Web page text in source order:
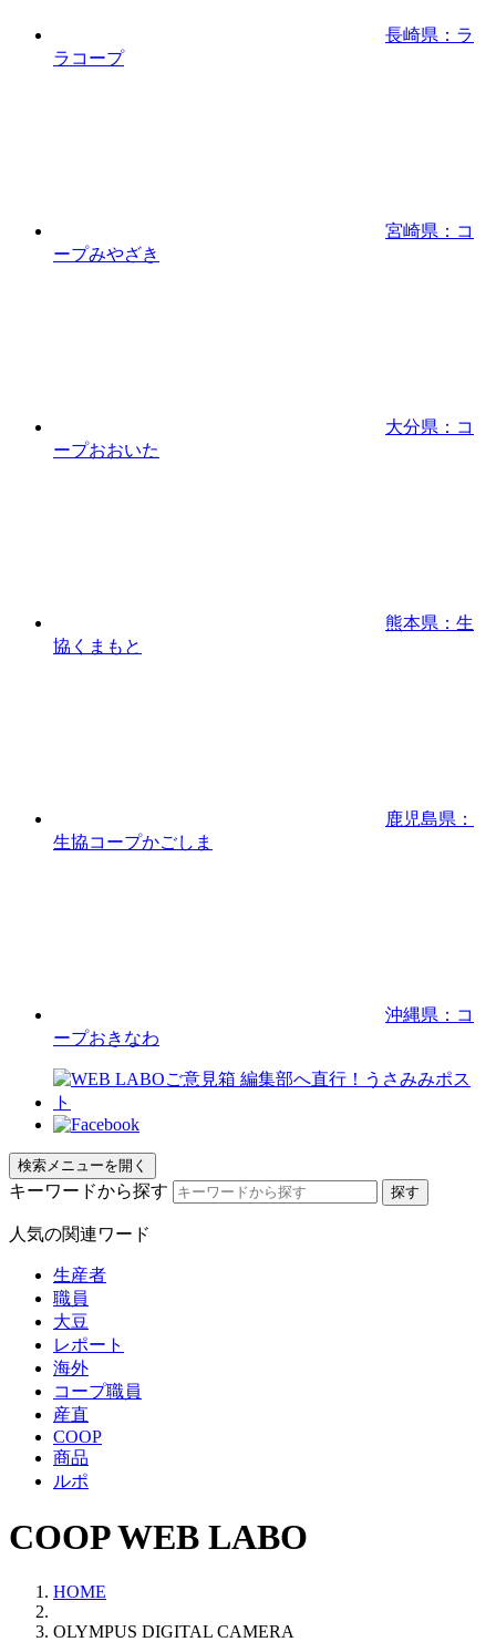
長崎県：ラ
ラコープ
宮崎県：コ
ープみやざき
大分県：コ
ープおおいた
熊本県：生
協くまもと
鹿児島県：
生協コープかごしま
沖縄県：コ
ープおきなわ
検索メニューを開く
キーワードから探す
人気の関連ワード
生産者
職員
大豆
レポート
海外
コープ職員
産直
COOP
商品
ルポ
COOP WEB LABO
HOME
OLYMPUS DIGITAL CAMERA